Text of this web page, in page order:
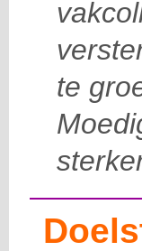
te